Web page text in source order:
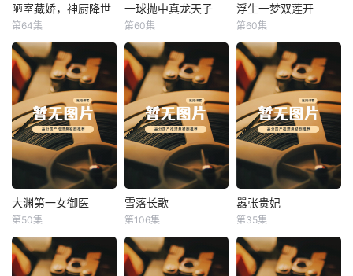
陋室藏娇，神厨降世
陋室藏娇，神厨降世
第64集
一球抛中真龙天子
一球抛中真龙天子
第60集
浮生一梦双莲开
浮生一梦双莲开
第60集
大渊第一女御医
大渊第一女御医
第50集
雪落长歌
雪落长歌
第106集
嚣张贵妃
嚣张贵妃
第35集